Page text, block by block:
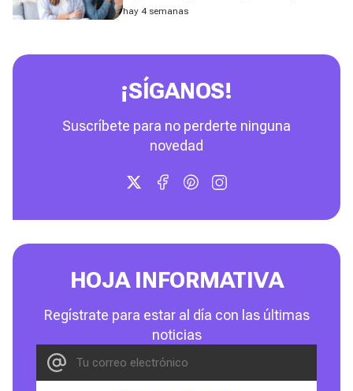
los 40, según una coach experta
hay 4 semanas
¡SÍGANOS!
Suscríbete para no perderte ninguna
novedad
HOJA INFORMATIVA
Regístrate para estar al día con las últimas
noticias